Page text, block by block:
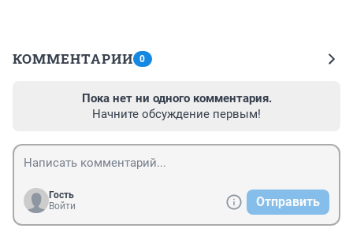
КОММЕНТАРИИ 0
Пока нет ни одного комментария.
Начните обсуждение первым!
Гость
Войти
Отправить